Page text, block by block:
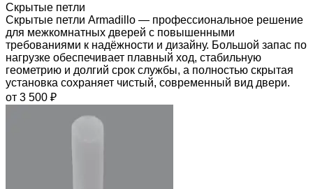
Скрытые петли
Скрытые петли Armadillo — профессиональное решение
для межкомнатных дверей с повышенными
требованиями к надёжности и дизайну. Большой запас по
нагрузке обеспечивает плавный ход, стабильную
геометрию и долгий срок службы, а полностью скрытая
установка сохраняет чистый, современный вид двери.
от 3 500 ₽